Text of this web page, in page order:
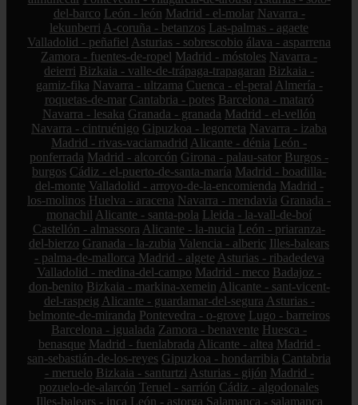
del-barco León - león Madrid - el-molar Navarra -
lekunberri A-coruña - betanzos Las-palmas - agaete
Valladolid - peñafiel Asturias - sobrescobio álava - asparrena
Zamora - fuentes-de-ropel Madrid - móstoles Navarra -
deierri Bizkaia - valle-de-trápaga-trapagaran Bizkaia -
gamiz-fika Navarra - ultzama Cuenca - el-peral Almería -
roquetas-de-mar Cantabria - potes Barcelona - mataró
Navarra - lesaka Granada - granada Madrid - el-vellón
Navarra - cintruénigo Gipuzkoa - legorreta Navarra - izaba
Madrid - rivas-vaciamadrid Alicante - dénia León -
ponferrada Madrid - alcorcón Girona - palau-sator Burgos -
burgos Cádiz - el-puerto-de-santa-maría Madrid - boadilla-
del-monte Valladolid - arroyo-de-la-encomienda Madrid -
los-molinos Huelva - aracena Navarra - mendavia Granada -
monachil Alicante - santa-pola Lleida - la-vall-de-boí
Castellón - almassora Alicante - la-nucia León - priaranza-
del-bierzo Granada - la-zubia Valencia - alberic Illes-balears
- palma-de-mallorca Madrid - algete Asturias - ribadedeva
Valladolid - medina-del-campo Madrid - meco Badajoz -
don-benito Bizkaia - markina-xemein Alicante - sant-vicent-
del-raspeig Alicante - guardamar-del-segura Asturias -
belmonte-de-miranda Pontevedra - o-grove Lugo - barreiros
Barcelona - igualada Zamora - benavente Huesca -
benasque Madrid - fuenlabrada Alicante - altea Madrid -
san-sebastián-de-los-reyes Gipuzkoa - hondarribia Cantabria
- meruelo Bizkaia - santurtzi Asturias - gijón Madrid -
pozuelo-de-alarcón Teruel - sarrión Cádiz - algodonales
Illes-balears - inca León - astorga Salamanca - salamanca